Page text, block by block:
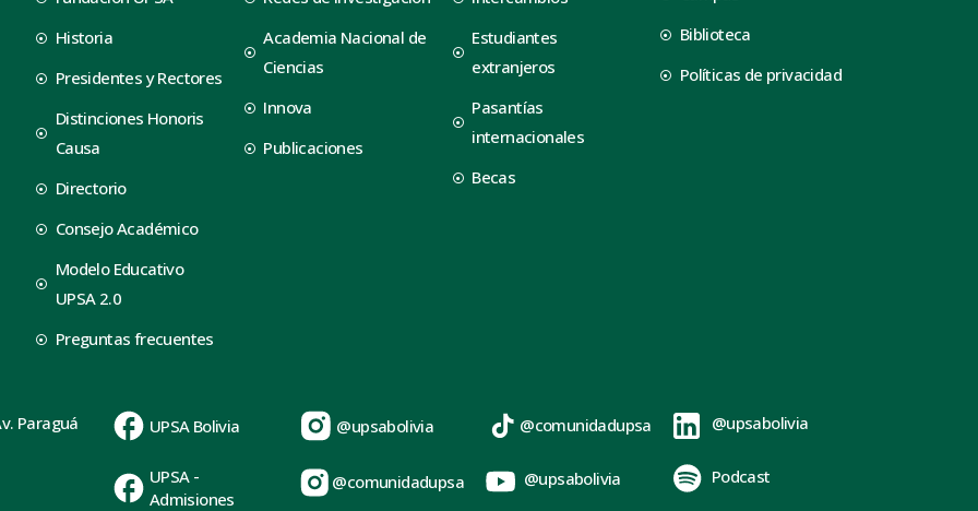
Historia
Presidentes y Rectores
Distinciones Honoris
Causa
Directorio
Consejo Académico
Modelo Educativo
UPSA 2.0
Preguntas frecuentes
Academia Nacional de
Ciencias
Innova
Publicaciones
Estudiantes
extranjeros
Pasantías
internacionales
Becas
Biblioteca
Políticas de privacidad
Paraguá
UPSA Bolivia
UPSA -
Admisiones
@upsabolivia
@comunidadupsa
@comunidadupsa
@upsabolivia
@upsabolivia
Podcast